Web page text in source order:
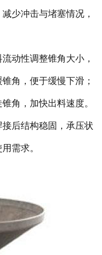
成功案例
发货现场
少冲击与堵塞情况，
动性调整锥角大小，
角，便于缓慢下滑；
角，加快出料速度。
后结构稳固，承压状
需求。